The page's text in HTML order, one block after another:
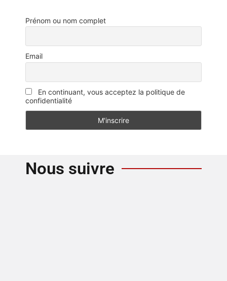
Prénom ou nom complet
Email
En continuant, vous acceptez la politique de
confidentialité
Nous suivre